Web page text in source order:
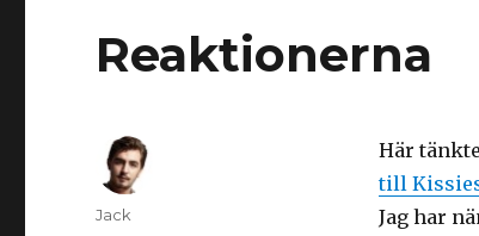
Reaktionerna
Här
till
Jag har
Författare
Jack